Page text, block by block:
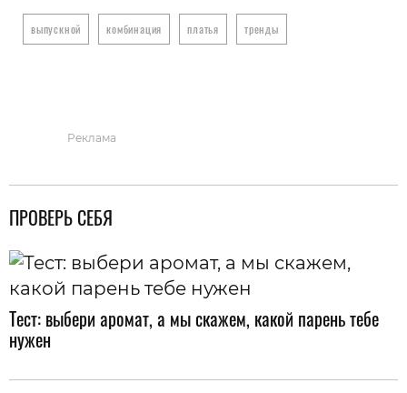
выпускной комбинация платья тренды
Реклама
ПРОВЕРЬ СЕБЯ
Тест: выбери аромат, а мы скажем, какой парень тебе
нужен